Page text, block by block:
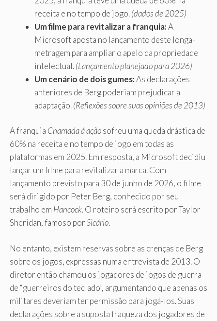
receita e no tempo de jogo.(dados de 2025)
Um filme para revitalizar a franquia:A
Microsoft aposta no lançamento deste longa-
metragem para ampliar o apelo da propriedade
intelectual.(Lançamento planejado para 2026)
Um cenário de dois gumes:As declarações
anteriores de Berg poderiam prejudicar a
adaptação.(Reflexões sobre suas opiniões de 2013)
A franquia Chamada à açãosofreu uma queda drástica de
60% na receita e no tempo de jogo em todas as
plataformas em 2025. Em resposta, a Microsoft decidiu
lançar um filme para revitalizar a marca. Com
lançamento previsto para 30 de junho de 2026, o filme
será dirigido por Peter Berg, conhecido por seu
trabalho em Hancock. O roteiro será escrito por Taylor
Sheridan, famoso porSicário.
No entanto, existem reservas sobre as crenças de Berg
sobre os jogos, expressas numa entrevista de 2013. O
diretor então chamou os jogadores de jogos de guerra
de “guerreiros do teclado”, argumentando que apenas os
militares deveriam ter permissão para jogá-los. Suas
declarações sobre a suposta fraqueza dos jogadores de